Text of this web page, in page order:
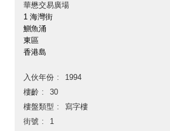
華懋交易廣場
1 海灣街
鰂魚涌
東區
香港島
入伙年份
1994
樓齡
30
樓盤類型
寫字樓
街號
1